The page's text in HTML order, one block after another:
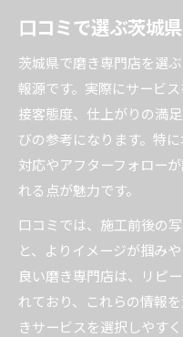
口コミで選ぶ茨城
茨城県で磨き専門店を選
報源です。実際にサービ
接客態度、仕上がりの満
びの参考になります。特
対応やアフターフォロー
れる点が魅力です。
口コミでは、施工前後の
と、よりイメージが掴み
良い磨き専門店は、リピ
れており、これらの情報
きサービスを選択しやすく